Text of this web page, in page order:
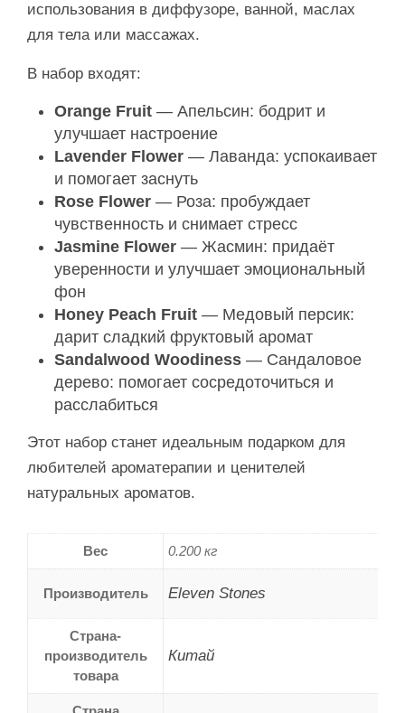
использования в диффузоре, ванной, маслах
для тела или массажах.
В набор входят:
Orange Fruit — Апельсин: бодрит и
улучшает настроение
Lavender Flower — Лаванда: успокаивает
и помогает заснуть
Rose Flower — Роза: пробуждает
чувственность и снимает стресс
Jasmine Flower — Жасмин: придаёт
уверенности и улучшает эмоциональный
фон
Honey Peach Fruit — Медовый персик:
дарит сладкий фруктовый аромат
Sandalwood Woodiness — Сандаловое
дерево: помогает сосредоточиться и
расслабиться
Этот набор станет идеальным подарком для
любителей ароматерапии и ценителей
натуральных ароматов.
Вес 0.200 кг
Производитель Eleven Stones
Страна-
производитель
товара
Китай